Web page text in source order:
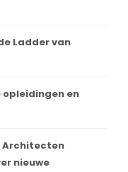
Ladder van
opleidingen en
Architecten
nieuwe